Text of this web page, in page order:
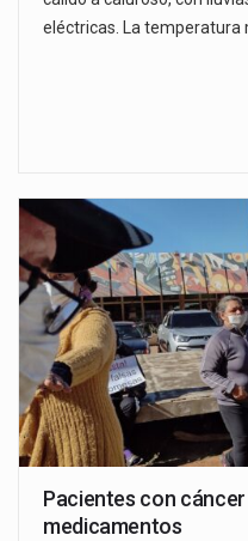
eléctricas. La
Pacientes con
medicamentos